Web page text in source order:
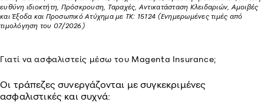
ευθύνη ιδιοκτήτη, Πρόσκρουση, Ταραχές, Αντικατάσταση Κλειδαριών, Αμοιβές
και Έξοδα και Προσωπικό Ατύχημα με ΤΚ: 15124 (Ενημερωμένες τιμές από
τιμολόγηση του 07/2026)
Γιατί να ασφαλιστείς μέσω του Magenta Insurance;
Οι τράπεζες συνεργάζονται με συγκεκριμένες
ασφαλιστικές και συχνά: